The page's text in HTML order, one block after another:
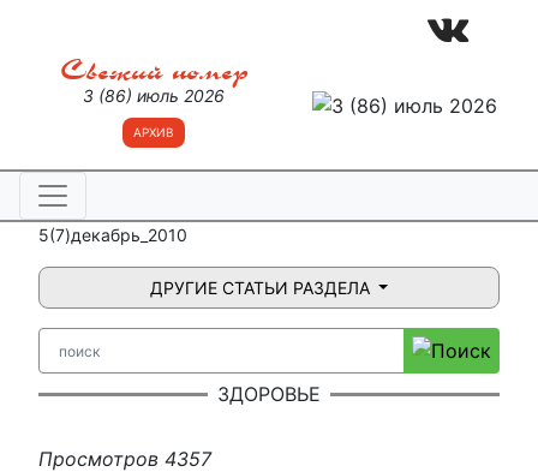
Свежий номер
3 (86) июль 2026
АРХИВ
5(7)декабрь_2010
ДРУГИЕ СТАТЬИ РАЗДЕЛА
ЗДОРОВЬЕ
Просмотров 4357